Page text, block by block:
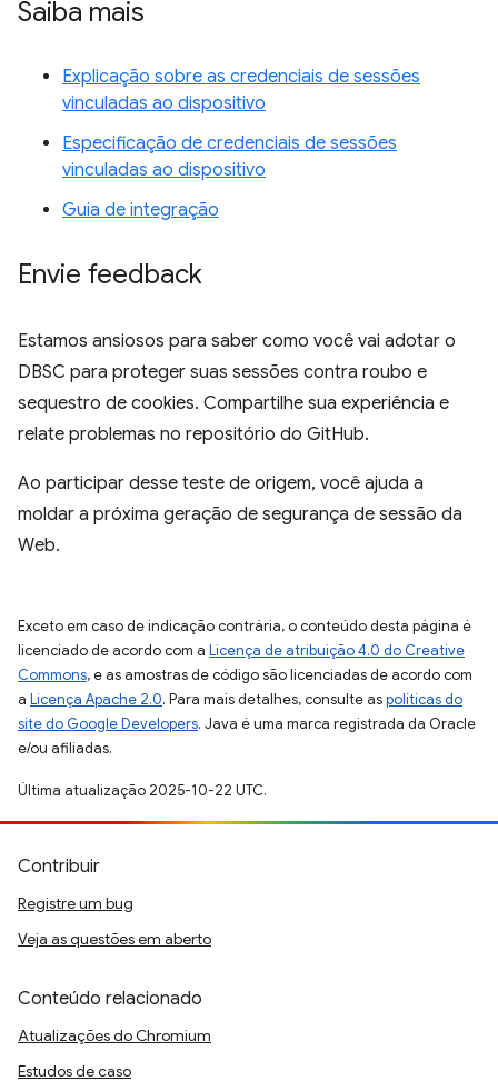
Saiba mais
Explicação sobre as credenciais de sessões
vinculadas ao dispositivo
Especificação de credenciais de sessões
vinculadas ao dispositivo
Guia de integração
Envie feedback
Estamos ansiosos para saber como você vai adotar o
DBSC para proteger suas sessões contra roubo e
sequestro de cookies. Compartilhe sua experiência e
relate problemas no repositório do GitHub.
Ao participar desse teste de origem, você ajuda a
moldar a próxima geração de segurança de sessão da
Web.
Exceto em caso de indicação contrária, o conteúdo desta página é
licenciado de acordo com a Licença de atribuição 4.0 do Creative
Commons, e as amostras de código são licenciadas de acordo com
a Licença Apache 2.0. Para mais detalhes, consulte aspolíticas do
site do Google Developers. Java é uma marca registrada da Oracle
e/ou afiliadas.
Última atualização 2025-10-22 UTC.
Contribuir
Registre um bug
Veja as questões em aberto
Conteúdo relacionado
Atualizações do Chromium
Estudos de caso